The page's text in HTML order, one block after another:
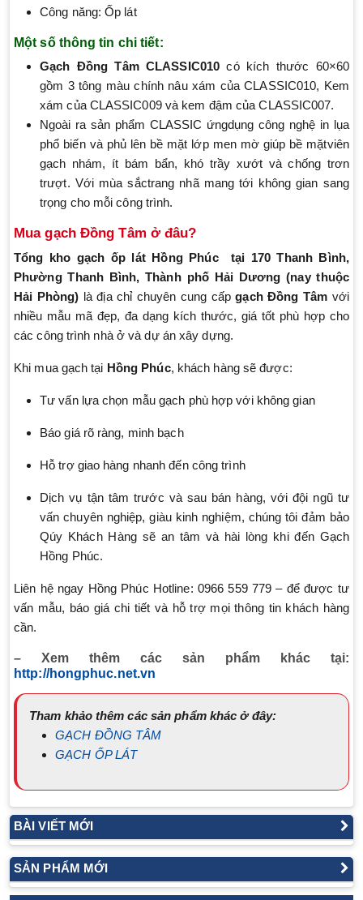
Công năng: Ốp lát
Một số thông tin chi tiết:
Gạch Đồng Tâm CLASSIC010 có kích thước 60×60
gồm 3 tông màu chính nâu xám của CLASSIC010, Kem
xám của CLASSIC009 và kem đậm của CLASSIC007.
Ngoài ra sản phẩm CLASSIC ứngdụng công nghệ in lụa
phổ biến và phủ lên bề mặt lớp men mờ giúp bề mặtviên
gạch nhám, ít bám bẩn, khó trầy xướt và chống trơn
trượt. Với mùa sắctrang nhã mang tới không gian sang
trọng cho mỗi công trình.
Mua gạch Đồng Tâm ở đâu?
Tổng kho gạch ốp lát Hồng Phúc
tại 170 Thanh Bình,
Phường Thanh Bình, Thành phố Hải Dương (nay thuộc
Hải Phòng) là địa chỉ chuyên cung cấpgạch Đồng Tâm với
nhiều mẫu mã đẹp, đa dạng kích thước, giá tốt phù hợp cho
các công trình nhà ở và dự án xây dựng.
Khi mua gạch tại Hồng Phúc, khách hàng sẽ được:
Tư vấn lựa chọn mẫu gạch phù hợp với không gian
Báo giá rõ ràng, minh bạch
Hỗ trợ giao hàng nhanh đến công trình
Dịch vụ tận tâm trước và sau bán hàng, với đội ngũ tư
vấn chuyên nghiệp, giàu kinh nghiệm, chúng tôi đảm bảo
Qúy Khách Hàng sẽ an tâm và hài lòng khi đến Gạch
Hồng Phúc.
Liên hệ ngay Hồng Phúc Hotline: 0966 559 779 – để được tư
vấn mẫu, báo giá chi tiết và hỗ trợ mọi thông tin khách hàng
cần.
– Xem thêm các sản phẩm khác tại:
http://hongphuc.net.vn
Tham khảo thêm các sản phẩm khác ở đây:
GẠCH ĐỒNG TÂM
GẠCH ỐP LÁT
BÀI VIẾT MỚI
SẢN PHẨM MỚI